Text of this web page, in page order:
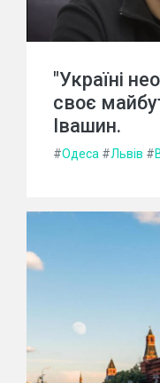
"Україні
своє
Івашин.
#Одеса #Львів #